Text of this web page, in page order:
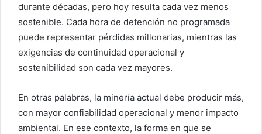
durante décadas, pero hoy resulta cada vez menos
sostenible. Cada hora de detención no programada
puede representar pérdidas millonarias, mientras las
exigencias de continuidad operacional y
sostenibilidad son cada vez mayores.
En otras palabras, la minería actual debe producir más,
con mayor confiabilidad operacional y menor impacto
ambiental. En ese contexto, la forma en que se